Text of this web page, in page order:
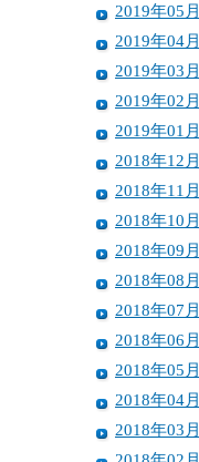
2019年05月
2019年04月
2019年03月
2019年02月
2019年01月
2018年12月
2018年11月
2018年10月
2018年09月
2018年08月
2018年07月
2018年06月
2018年05月
2018年04月
2018年03月